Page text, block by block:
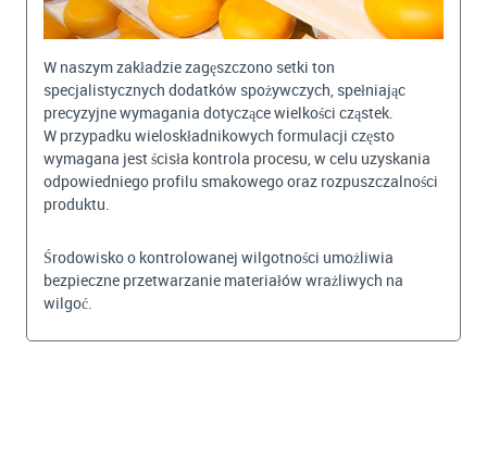
W naszym zakładzie zagęszczono setki ton
specjalistycznych dodatków spożywczych, spełniając
precyzyjne wymagania dotyczące wielkości cząstek.
W przypadku wieloskładnikowych formulacji często
wymagana jest ścisła kontrola procesu, w celu uzyskania
odpowiedniego profilu smakowego oraz rozpuszczalności
produktu.
Środowisko o kontrolowanej wilgotności umożliwia
bezpieczne przetwarzanie materiałów wrażliwych na
wilgoć.